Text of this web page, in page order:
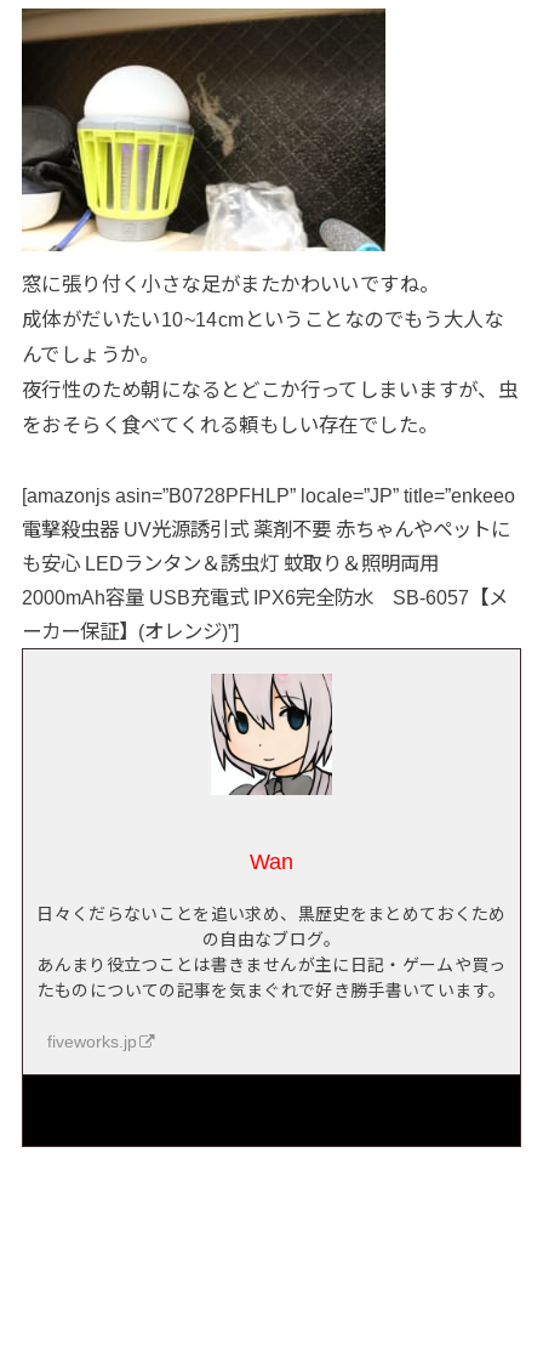
窓に張り付く小さな足がまたかわいいですね。
成体がだいたい10~14cmということなのでもう大人な
んでしょうか。
夜行性のため朝になるとどこか行ってしまいますが、虫
をおそらく食べてくれる頼もしい存在でした。
[amazonjs asin=”B0728PFHLP” locale=”JP” title=”enkeeo
電撃殺虫器 UV光源誘引式 薬剤不要 赤ちゃんやペットに
も安心 LEDランタン＆誘虫灯 蚊取り＆照明両用
2000mAh容量 USB充電式 IPX6完全防水 SB-6057【メ
ーカー保証】(オレンジ)”]
Wan
日々くだらないことを追い求め、黒歴史をまとめておくため
の自由なブログ。
あんまり役立つことは書きませんが主に日記・ゲームや買っ
たものについての記事を気まぐれで好き勝手書いています。
fiveworks.jp